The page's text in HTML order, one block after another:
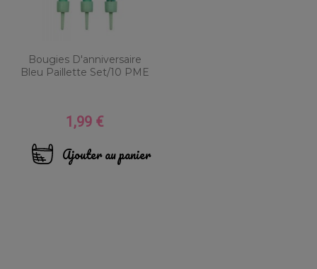
Bougies D'anniversaire
Bleu Paillette Set/10 PME
Prix
1,99 €
Ajouter au panier